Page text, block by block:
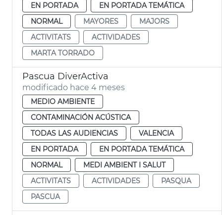
EN PORTADA
EN PORTADA TEMÁTICA
NORMAL
MAYORES
MAJORS
ACTIVITATS
ACTIVIDADES
MARTA TORRADO
Pascua DiverActiva
modificado hace 4 meses
MEDIO AMBIENTE
CONTAMINACIÓN ACÚSTICA
TODAS LAS AUDIENCIAS
VALENCIA
EN PORTADA
EN PORTADA TEMÁTICA
NORMAL
MEDI AMBIENT I SALUT
ACTIVITATS
ACTIVIDADES
PASQUA
PASCUA